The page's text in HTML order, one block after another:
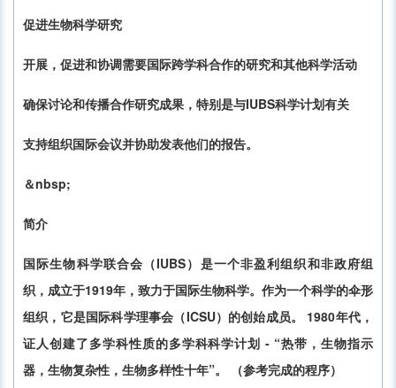
促进生物科学研究
开展，促进和协调需要国际跨学科合作的研究和其他科学活动
确保讨论和传播合作研究成果，特别是与IUBS科学计划有关
支持组织国际会议并协助发表他们的报告。
＆nbsp;
简介
国际生物科学联合会（IUBS）是一个非盈利组织和非政府组
织，成立于1919年，致力于国际生物科学。作为一个科学的伞形
组织，它是国际科学理事会（ICSU）的创始成员。 1980年代，
证人创建了多学科性质的多学科科学计划 - “热带，生物指示
器，生物复杂性，生物多样性十年”。 （参考完成的程序）